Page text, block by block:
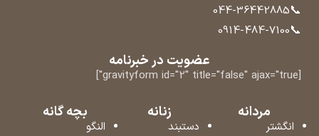
📞
044-36442885
📞
0914-484-7100
عضویت در خبرنامه
[gravityform id="2" title="false" ajax="true"]
مردانه
انگشتر
زنانه
دستبند
بچه گانه
النگو